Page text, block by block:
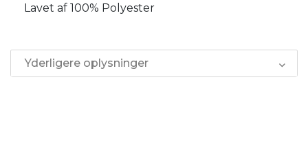
Lavet af 100% Polyester
Yderligere oplysninger